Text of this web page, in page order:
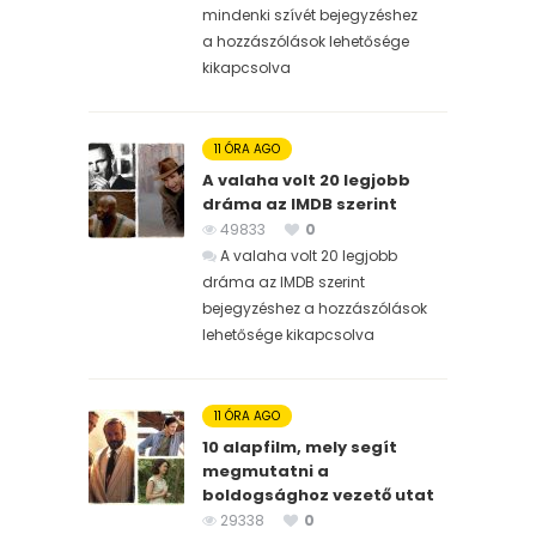
mindenki szívét bejegyzéshez
a hozzászólások lehetősége
kikapcsolva
11 ÓRA AGO
A valaha volt 20 legjobb
dráma az IMDB szerint
49833
0
A valaha volt 20 legjobb
dráma az IMDB szerint
bejegyzéshez a hozzászólások
lehetősége kikapcsolva
11 ÓRA AGO
10 alapfilm, mely segít
megmutatni a
boldogsághoz vezető utat
29338
0